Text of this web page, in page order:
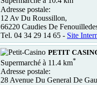
Adresse postale:
12 Av Du Roussillon,
66220 Caudies De
Tel. 04 34 29 14 65 - Site
PETIT
Supermarché à 11.4 km*
Adresse postale:
28 Avenue Du General De